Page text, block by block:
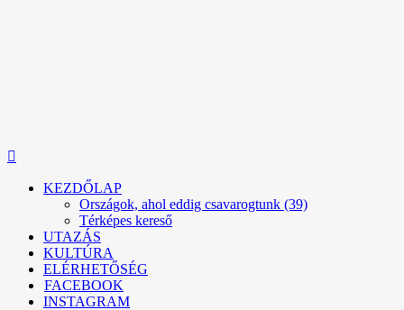
KEZDŐLAP
Országok, ahol eddig csavarogtunk (39)
Térképes kereső
UTAZÁS
KULTÚRA
ELÉRHETŐSÉG
FACEBOOK
INSTAGRAM